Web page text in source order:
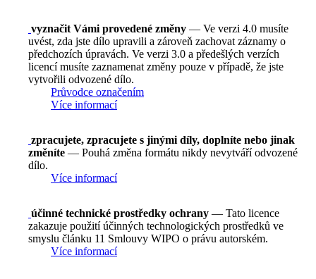
vyznačit Vámi provedené změny — Ve verzi 4.0 musíte
uvést, zda jste dílo upravili a zároveň zachovat záznamy o
předchozích úpravách. Ve verzi 3.0 a předešlých verzích
licencí musíte zaznamenat změny pouze v případě, že jste
vytvořili odvozené dílo.
Průvodce označením
Více informací
zpracujete, zpracujete s jinými díly, doplníte nebo jinak
změníte — Pouhá změna formátu nikdy nevytváří odvozené
dílo.
Více informací
účinné technické prostředky ochrany — Tato licence
zakazuje použití účinných technologických prostředků ve
smyslu článku 11 Smlouvy WIPO o právu autorském.
Více informací